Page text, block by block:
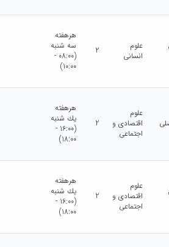
علوم
انسانی
2
هرهفته
سه شنبه
(08:00 -
10:00)
علوم
اقتصادی و
اجتماعی
2
هرهفته
يك شنبه
(16:00 -
18:00)
علوم
اقتصادی و
اجتماعی
2
هرهفته
يك شنبه
(16:00 -
18:00)